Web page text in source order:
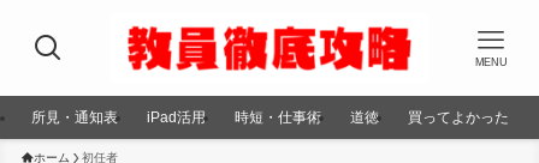
MENU
所見・通知表 iPad活用 時短・仕事術 道徳 買ってよかった
ホーム 初任者